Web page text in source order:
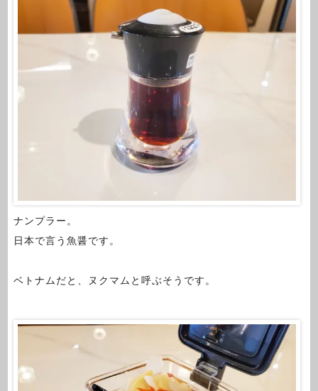
ナンプラー。
日本で言う魚醤です。
ベトナムだと、ヌクマムと呼ぶそうです。